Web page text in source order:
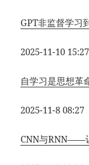
GPT非监督学习
2025-11-10 15:27
自学习是思想
2025-11-8 08:27
CNN与RNN——